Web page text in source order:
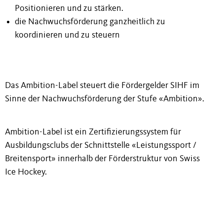
Positionieren und zu stärken.
die Nachwuchsförderung ganzheitlich zu
koordinieren und zu steuern
Das Ambition-Label steuert die Fördergelder SIHF im
Sinne der Nachwuchsförderung der Stufe «Ambition».
Ambition- Label ist ein Zertifizierungssystem für
Ausbildungsclubs der Schnittstelle «Leistungssport /
Breitensport» innerhalb der Förderstruktur von Swiss
Ice Hockey.